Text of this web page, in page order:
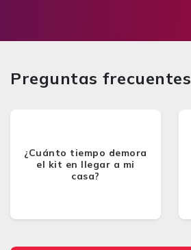
Preguntas frecuentes
¿Cuánto tiempo demora
el kit en llegar a mi
casa?